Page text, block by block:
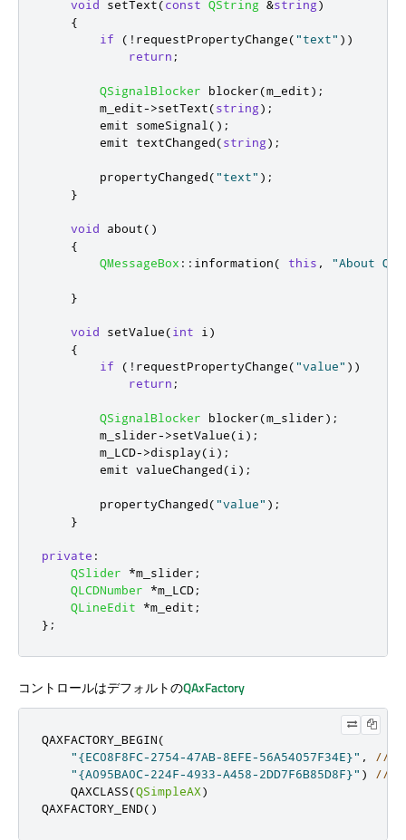
void setText(const QString &string)
{
if
( ! requestPropertyChange("text" ))
return ;
QSignalBlocker blocker(m_edit);
        m_edit
->setText(string);
emit someSignal ();
emit textChanged(string);
        propertyChanged
("text" );
}
void about()
{
QMessageBox :: information( this , "About
}
void setValue(int i )
{
if
( ! requestPropertyChange("value" ))
return ;
QSignalBlocker blocker(m_slider);
        m_slider
->setValue(i );
        m_LCD
->display(i );
emit valueChanged(i );
        propertyChanged
("value" );
}
private :
QSlider
*m_slider ;
QLCDNumber
*m_LCD;
QLineEdit
*m_edit ;
};
コントロールはデフォルトのQAxFactory
QAXFACTORY_BEGIN(
"{EC08F8FC-2754-47AB-8EFE-56A54057F34E}" ,
//
"{A095BA0C-224F-4933-A458-2DD7F6B85D8F}" )
//
    QAXCLASS
(QSimpleAX)
QAXFACTORY_END()